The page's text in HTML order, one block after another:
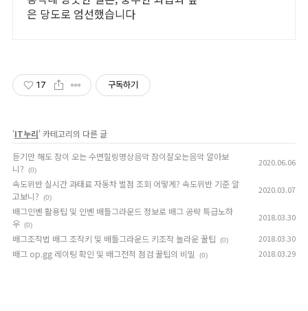
은 당도로 엄선했습니다
17 구독하기
'IT누리' 카테고리의 다른 글
듣기만 해도 잠이 오는 수면힐링명상음악 잠이잘오는음악 알아보
니?
(0)
2020.06.06
속도위반 실시간 과태료 자동차 벌점 조회 어떻게? 속도위반 기준 알
고보니?
(0)
2020.03.07
배그인벤 활용팁 및 인벤 배틀그라운드 정보로 배그 공략 특급노하
우 (0)
2018.03.30
배그조작법 배그 조작키 및 배틀그라운드 키조작 놀라운 꿀팁 (0) 2018.03.30
배그 op.gg 레이팅 확인 및 배그전적 점검 꿀팁의 비밀 (0) 2018.03.29